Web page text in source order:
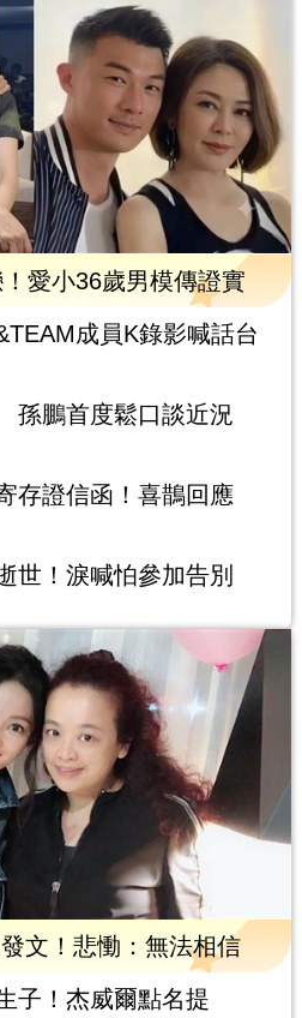
愛小36歲男模傳證實
成員K錄影喊話台
鵬首度鬆口談近況
存證信函！喜鵲回應
世！淚喊怕參加告別
文！悲慟：無法相信
子！杰威爾點名提